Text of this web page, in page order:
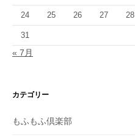
24 25 26 27 28
31
« 7月
カテゴリー
もふもふ倶楽部